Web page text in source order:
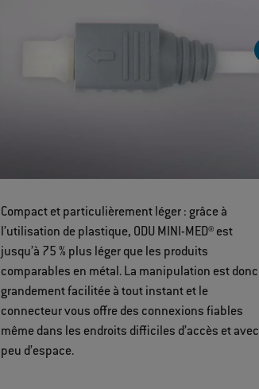
Compact et particulièrement léger : grâce à
l’utilisation de plastique, ODU MINI-MED® est
jusqu’à 75 % plus léger que les produits
comparables en métal. La manipulation est donc
grandement facilitée à tout instant et le
connecteur vous offre des connexions fiables
même dans les endroits difficiles d’accès et avec
peu d’espace.